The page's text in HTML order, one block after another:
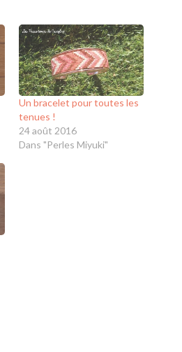
Un bracelet pour toutes les
tenues !
24 août 2016
Dans "Perles Miyuki"